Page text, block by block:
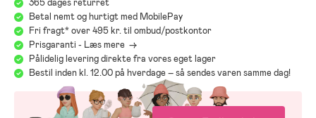
365 dages returret
Betal nemt og hurtigt med MobilePay
Fri fragt* over 495 kr. til ombud/postkontor
Prisgaranti - Læs mere ->
Pålidelig levering direkte fra vores eget lager
Bestil inden kl. 12.00 på hverdage – så sendes varen samme dag!